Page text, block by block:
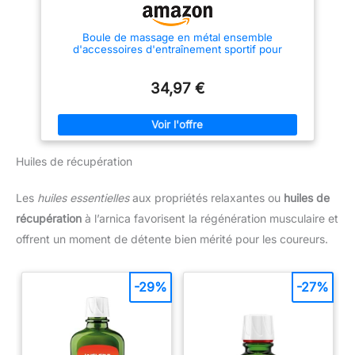
2000 mAh, qui peut être utilisée
grâce au moteur à couple élevé
sans balais. Le pistolet de
C, de sorte que vous pouvez
silencieux : grâce à la
technologie avancée de
réduction du bruit, le pistolet de
massage ne dépassera pas 40
ergonomique empêche le
glissement et facilite la prise en
main. Après 10 minutes
masseur musculaire s'arrêtera
protection intime pour votre
efficacement la durée de vie de
la batterie. 【Idéal pour les
idées de cadeaux】Avec un
design léger, l'étui de transport
et le manuel d'utilisation,
Boule de massage en métal ensemble
d'accessoires d'entraînement sportif pour
34,97 €
Huiles de récupération
Les huiles essentiellesaux propriétés relaxantes ou huiles de
récupération à l’arnica favorisent la régénération musculaire et
offrent un moment de détente bien mérité pour les coureurs.
-29% -27%